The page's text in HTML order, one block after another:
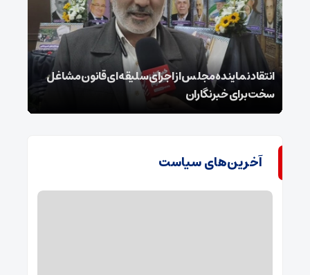
انتقاد نماینده مجلس از اجرای سلیقه‌ای قانون مشاغل
سخت برای خبرنگاران
آخرین‌های سیاست